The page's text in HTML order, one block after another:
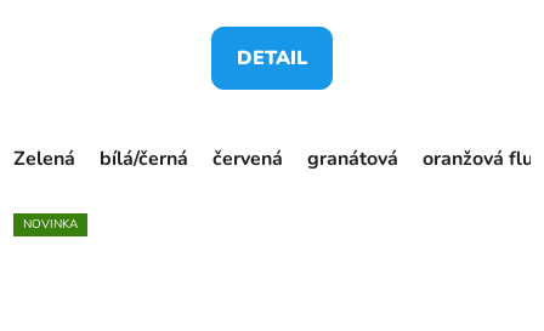
DETAIL
Zelená bílá/černá červená granátová oranžová fluo
NOVINKA